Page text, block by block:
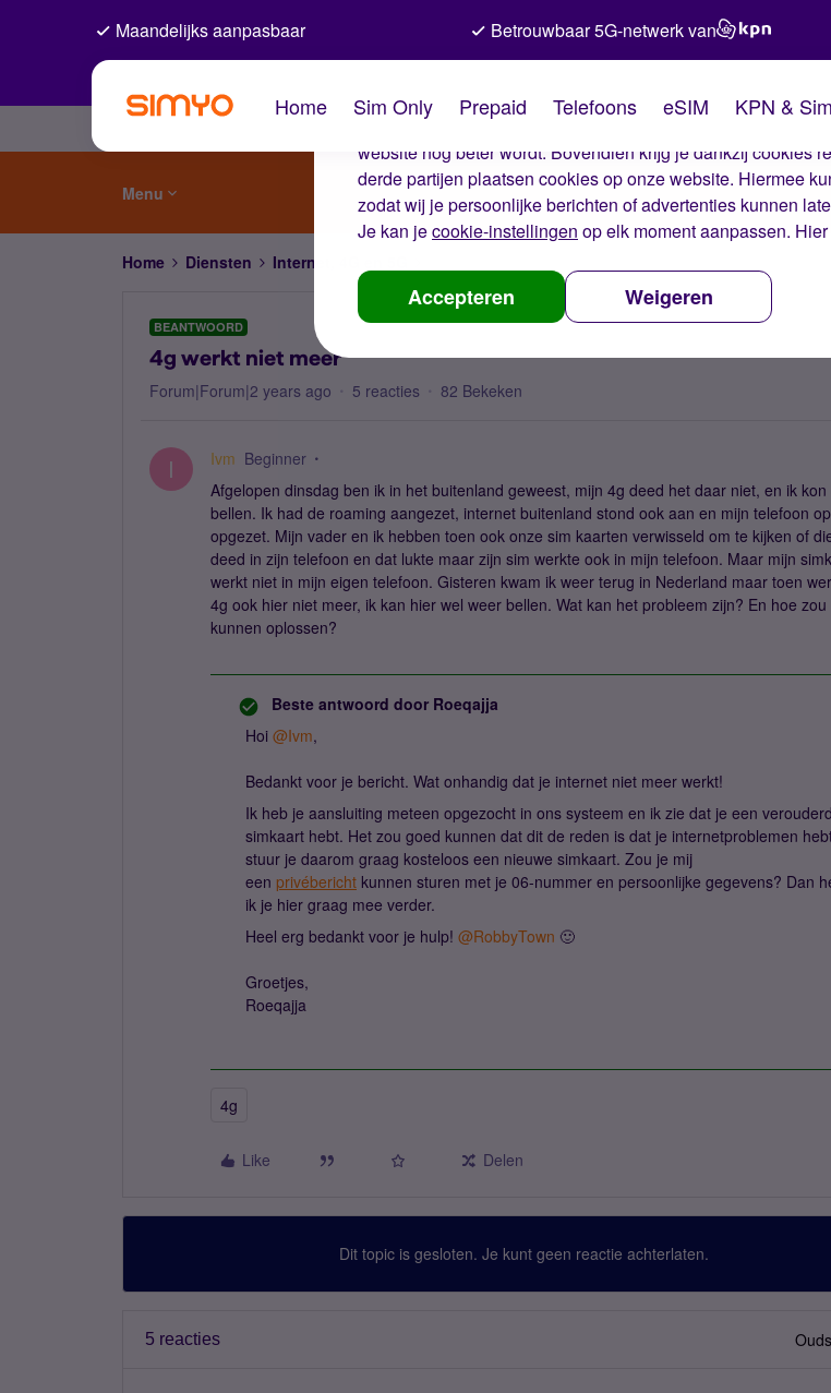
De cookies van Simyo
Wij gebruiken cookies op onze website. Met deze cookies
website nog beter wordt. Bovendien krijg je dankzij cookies
derde partijen plaatsen cookies op onze website. Hiermee
zodat wij je persoonlijke berichten of advertenties kunnen
Je kan jecookie-instellingen op elk moment aanpassen.
Accepteren Weigeren
Maandelijks aanpasbaar Betrouwbaar 5G-netwerk van
Home Sim Only Prepaid Telefoons eSIM KPN &
Menu
Home Diensten Internet, 4G en 5G
BEANTWOORD
4g werkt niet meer
Forum|Forum|2 years ago 5 reacties 82 Bekeken
I Ivm Beginner
Afgelopen dinsdag ben ik in het buitenland geweest, mijn 4g deed het daar niet, en ik
bellen. Ik had de roaming aangezet, internet buitenland stond ook aan en mijn telefoon
opgezet. Mijn vader en ik hebben toen ook onze sim kaarten verwisseld om te kijken of
deed in zijn telefoon en dat lukte maar zijn sim werkte ook in mijn telefoon. Maar mijn
werkt niet in mijn eigen telefoon. Gisteren kwam ik weer terug in Nederland maar toen
4g ook hier niet meer, ik kan hier wel weer bellen. Wat kan het probleem zijn? En hoe zou
kunnen oplossen?
Beste antwoord door Roeqajja
Hoi @Ivm,
Bedankt voor je bericht. Wat onhandig dat je internet niet meer werkt!
Ik heb je aansluiting meteen opgezocht in ons systeem en ik zie dat je een
simkaart hebt. Het zou goed kunnen dat dit de reden is dat je internetproblemen
stuur je daarom graag kosteloos een nieuwe simkaart. Zou je mij
een privébericht kunnen sturen met je 06-nummer en persoonlijke gegevens? Dan
ik je hier graag mee verder.
Heel erg bedankt voor je hulp! @RobbyTown 🙂
Groetjes,
Roeqajja
4g
Like Delen
Dit topic is gesloten. Je kunt geen reactie achterlaten.
5 reacties